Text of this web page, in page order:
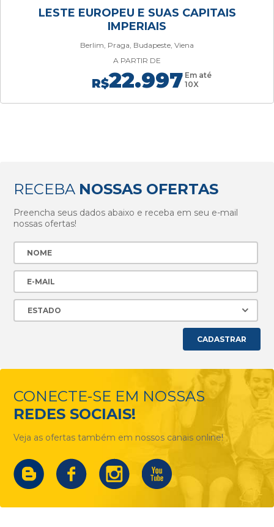
LESTE EUROPEU E SUAS CAPITAIS
IMPERIAIS
Berlim, Praga, Budapeste, Viena
A PARTIR DE
R$22.997 Em até
10X
RECEBA NOSSAS OFERTAS
Preencha seus dados abaixo e receba em seu e-mail
nossas ofertas!
CADASTRAR
CONECTE-SE EM NOSSAS
REDES SOCIAIS!
Veja as ofertas também em nossos canais online!